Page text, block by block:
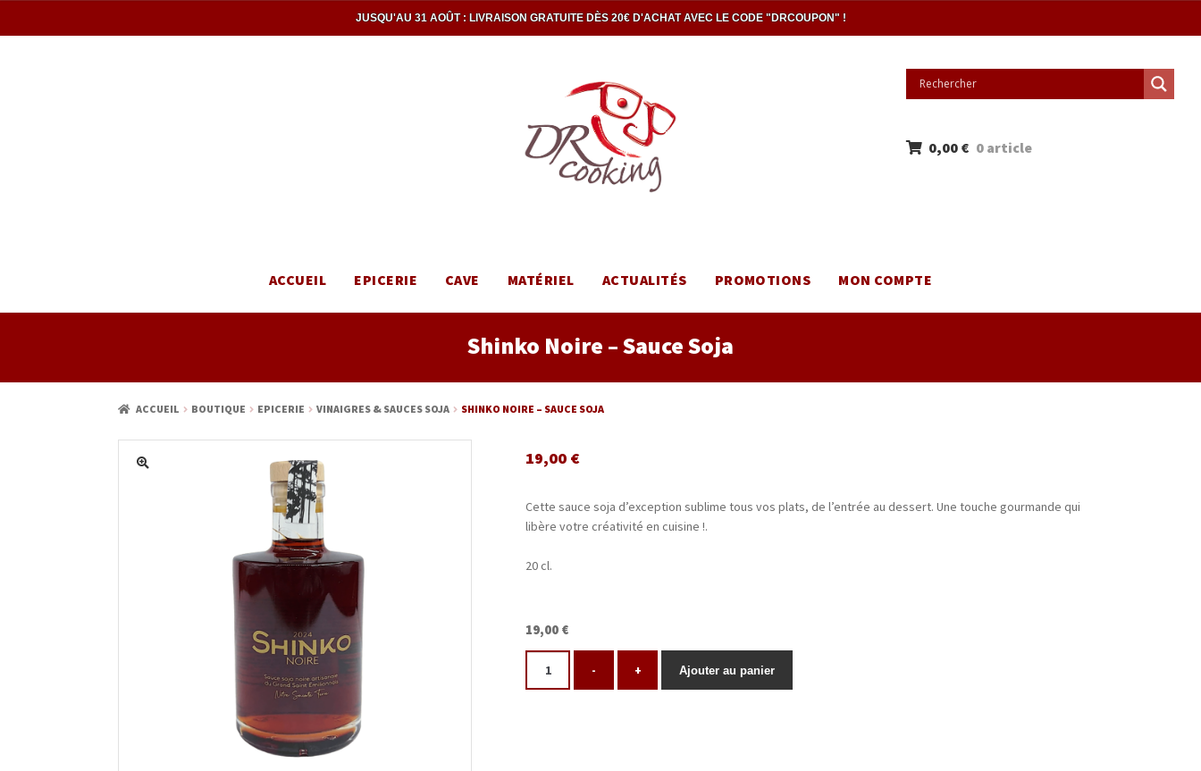
JUSQU'AU 31 AOÛT : LIVRAISON GRATUITE DÈS 20€ D'ACHAT AVEC LE CODE "DRCOUPON" !
ACCUEIL EPICERIE CAVE MATÉRIEL ACTUALITÉS PROMOTIONS MON COMPTE
0,00 € 0 article
Shinko Noire – Sauce Soja
ACCUEIL BOUTIQUE EPICERIE VINAIGRES & SAUCES SOJA SHINKO NOIRE – SAUCE SOJA
19,00 €
Cette sauce soja d’exception sublime tous vos plats, de l’entrée au dessert. Une touche gourmande qui
libère votre créativité en cuisine !.
20 cl.
19,00 €
- + Ajouter au panier